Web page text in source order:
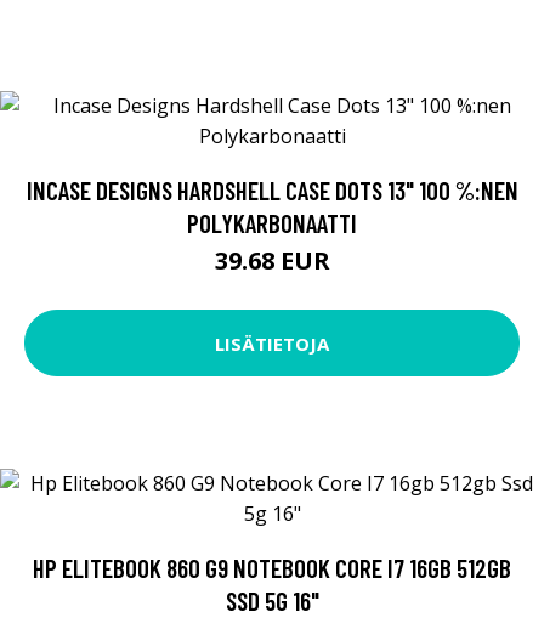
INCASE DESIGNS HARDSHELL CASE DOTS 13" 100 %:NEN
POLYKARBONAATTI
39.68 EUR
LISÄTIETOJA
HP ELITEBOOK 860 G9 NOTEBOOK CORE I7 16GB 512GB
SSD 5G 16"